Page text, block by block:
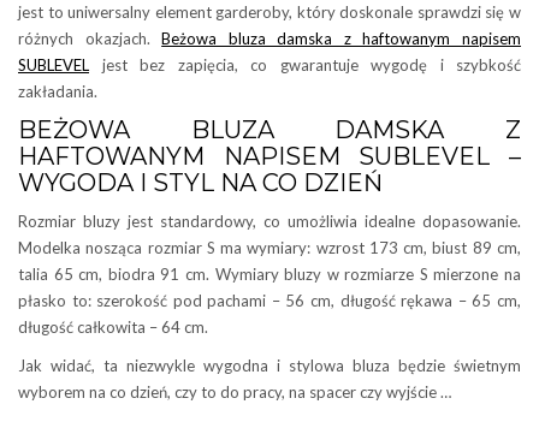
jest to uniwersalny element garderoby, który doskonale sprawdzi się w
różnych okazjach.Beżowa bluza damska z haftowanym napisem
SUBLEVEL jest bez zapięcia, co gwarantuje wygodę i szybkość
zakładania.
BEŻOWA BLUZA DAMSKA Z
HAFTOWANYM NAPISEM SUBLEVEL –
WYGODA I STYL NA CO DZIEŃ
Rozmiar bluzy jest standardowy, co umożliwia idealne dopasowanie.
Modelka nosząca rozmiar S ma wymiary: wzrost 173 cm, biust 89 cm,
talia 65 cm, biodra 91 cm. Wymiary bluzy w rozmiarze S mierzone na
płasko to: szerokość pod pachami – 56 cm, długość rękawa – 65 cm,
długość całkowita – 64 cm.
Jak widać, ta niezwykle wygodna i stylowa bluza będzie świetnym
wyborem na co dzień, czy to do pracy, na spacer czy wyjście …